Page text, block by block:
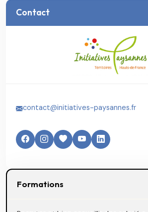
Contact
contact@initiatives-paysannes.fr
Formations